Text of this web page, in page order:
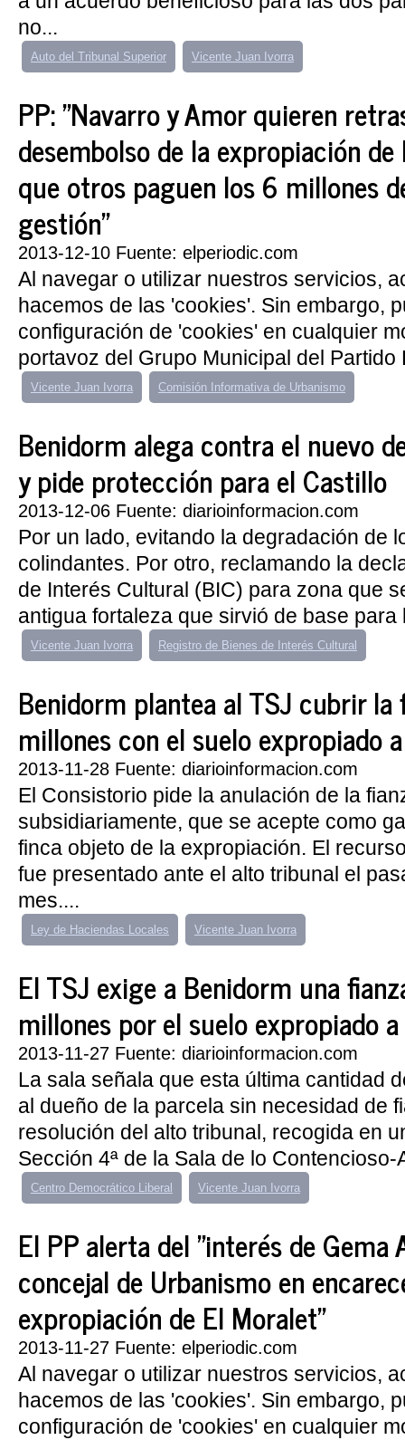
no...
Auto del Tribunal Superior Vicente Juan Ivorra
PP: "Navarro y Amor quieren
desembolso de la expropiación
que otros paguen los 6 millones
gestión"
2013-12-10 Fuente: elperiodic.com
Al navegar o utilizar nuestros servicios,
hacemos de las 'cookies'. Sin embargo,
configuración de 'cookies' en cualquier
portavoz del Grupo Municipal del Partido
Vicente Juan Ivorra Comisión Informativa de Urbanismo
Benidorm alega contra el nuevo
y pide protección para el Castillo
2013-12-06 Fuente: diarioinformacion.com
Por un lado, evitando la degradación de
colindantes. Por otro, reclamando la
de Interés Cultural (BIC) para zona que
antigua fortaleza que sirvió de base para
Vicente Juan Ivorra Registro de Bienes de Interés Cultural
Benidorm plantea al TSJ cubrir la
millones con el suelo expropiado
2013-11-28 Fuente: diarioinformacion.com
El Consistorio pide la anulación de la
subsidiariamente, que se acepte como
finca objeto de la expropiación. El
fue presentado ante el alto tribunal el
mes....
Ley de Haciendas Locales Vicente Juan Ivorra
El TSJ exige a Benidorm una
millones por el suelo expropiado
2013-11-27 Fuente: diarioinformacion.com
La sala señala que esta última cantidad
al dueño de la parcela sin necesidad de
resolución del alto tribunal, recogida en
Sección 4ª de la Sala de lo Contencioso-
Centro Democrático Liberal Vicente Juan Ivorra
El PP alerta del "interés de Gema
concejal de Urbanismo en
expropiación de El Moralet"
2013-11-27 Fuente: elperiodic.com
Al navegar o utilizar nuestros servicios,
hacemos de las 'cookies'. Sin embargo,
configuración de 'cookies' en cualquier